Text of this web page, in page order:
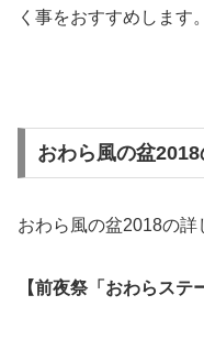
く事をおすすめします。
おわら風の盆
おわら風の盆2018の詳
【前夜祭「おわらステ